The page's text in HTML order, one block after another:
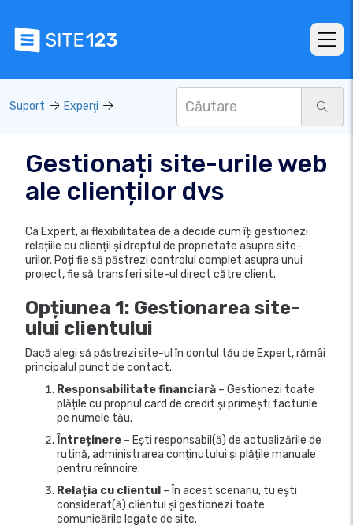
Suport Experţi
Gestionați site-urile web
ale clienților dvs
Ca Expert, ai flexibilitatea de a decide cum îți gestionezi
relațiile cu clienții și dreptul de proprietate asupra site-
urilor. Poți fie să păstrezi controlul complet asupra unui
proiect, fie să transferi site-ul direct către client.
Opțiunea 1: Gestionarea site-
ului clientului
Dacă alegi să păstrezi site-ul în contul tău de Expert, rămâi
principalul punct de contact.
Responsabilitate financiară – Gestionezi toate
plățile cu propriul card de credit și primești facturile
pe numele tău.
Întreținere – Ești responsabil(ă) de actualizările de
rutină, administrarea conținutului și plățile manuale
pentru reînnoire.
Relația cu clientul – În acest scenariu, tu ești
considerat(ă) clientul și gestionezi toate
comunicările legate de site.